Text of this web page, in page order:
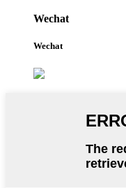
Wechat
Wechat